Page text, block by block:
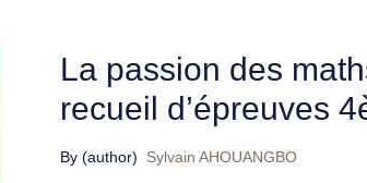
La passion des
recueil d’épreuves
By (author) Sylvain AHOUANGBO